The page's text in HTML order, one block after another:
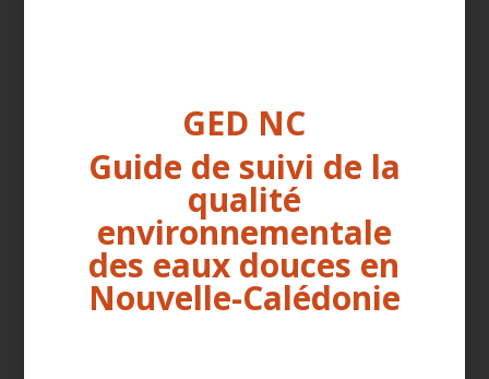
GED NC
Guide de suivi de la
qualité
environnementale
des eaux douces en
Nouvelle-Calédonie